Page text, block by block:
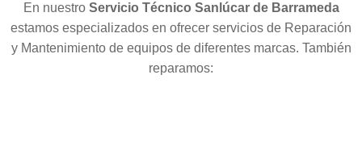
En nuestro Servicio Técnico Sanlúcar de Barrameda
estamos especializados en ofrecer servicios de Reparación
y Mantenimiento de equipos de diferentes marcas. También
reparamos: